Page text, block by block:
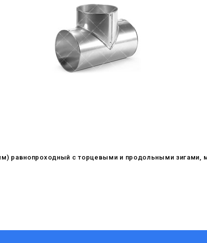
равнопроходный с торцевыми и продольными